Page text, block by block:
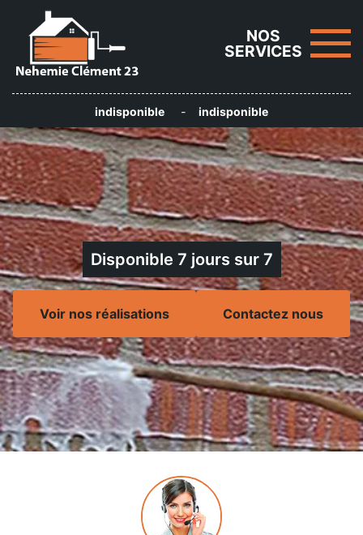
NOS
SERVICES
indisponible - indisponible
Disponible 7 jours sur 7
Voir nos réalisations Contactez nous